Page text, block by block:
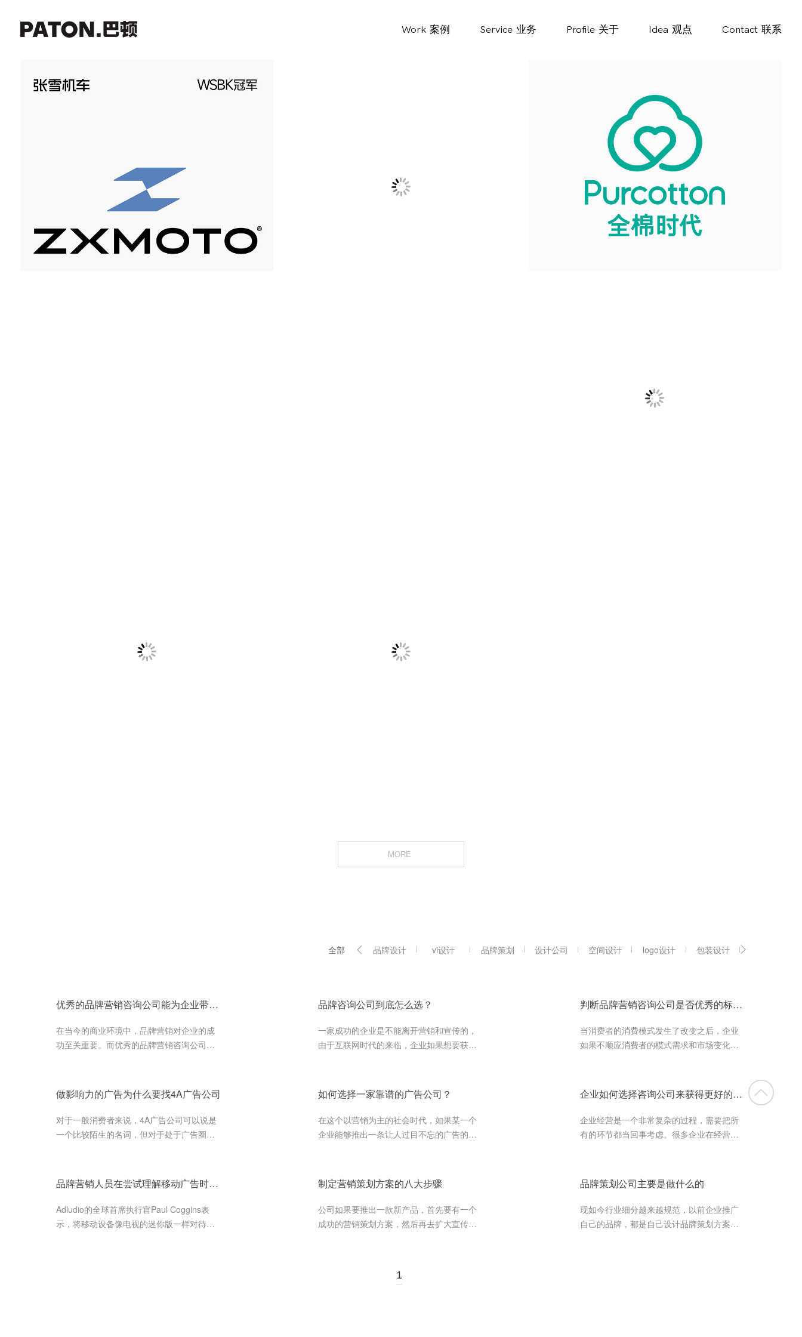
Work 案例 Service 业务 Profile 关于 Idea 观点 Contact 联系
MORE
全部 品牌设计 vi设计 品牌策划 设计公司 空间设计 logo设计 包装设计
优秀的品牌营销咨询公司能为企业带来确定性增长
在当今的商业环境中，品牌营销对企业的成
功至关重要。而优秀的品牌营销咨询公司能
品牌咨询公司到底怎么选？
一家成功的企业是不能离开营销和宣传的，
由于互联网时代的来临，企业如果想要获得
判断品牌营销咨询公司是否优秀的标准有哪些？
当消费者的消费模式发生了改变之后，企业
如果不顺应消费者的模式需求和市场变化来
做影响力的广告为什么要找4A广告公司
对于一般消费者来说，4A广告公司可以说是
一个比较陌生的名词，但对于处于广告圈里
如何选择一家靠谱的广告公司？
在这个以营销为主的社会时代，如果某一个
企业能够推出一条让人过目不忘的广告的
企业如何选择咨询公司来获得更好的发展
企业经营是一个非常复杂的过程，需要把所
有的环节都当回事考虑。很多企业在经营过
品牌营销人员在尝试理解移动广告时需要像游戏玩家一样思考
Adludio的全球首席执行官Paul Coggins表
示，将移动设备像电视的迷你版一样对待的
制定营销策划方案的八大步骤
公司如果要推出一款新产品，首先要有一个
成功的营销策划方案，然后再去扩大宣传，
品牌策划公司主要是做什么的
现如今行业细分越来越规范，以前企业推广
自己的品牌，都是自己设计品牌策划方案，
1